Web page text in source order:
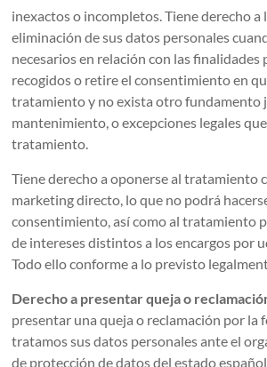
inexactos o incompletos. Tiene derecho a
eliminación de sus datos personales
necesarios en relación con las finalidades
recogidos o retire el consentimiento en
tratamiento y no exista otro fundamento
mantenimiento, o excepciones legales
tratamiento.
Tiene derecho a oponerse al tratamiento
marketing directo, lo que no podrá
consentimiento, así como al tratamiento
de intereses distintos a los encargos por
Todo ello conforme a lo previsto
Derecho a presentar queja o
presentar una queja o reclamación por la
tratamos sus datos personales ante el
de protección de datos del estado